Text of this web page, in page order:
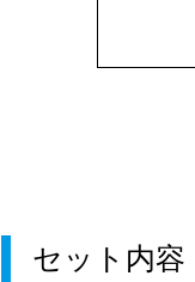
セット内容